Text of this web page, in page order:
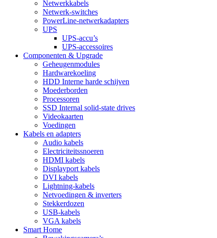
Netwerkkabels
Netwerk-switches
PowerLine-netwerkadapters
UPS
UPS-accu’s
UPS-accessoires
Componenten & Upgrade
Geheugenmodules
Hardwarekoeling
HDD Interne harde schijven
Moederborden
Processoren
SSD Internal solid-state drives
Videokaarten
Voedingen
Kabels en adapters
Audio kabels
Electriciteitssnoeren
HDMI kabels
Displayport kabels
DVI kabels
Lightning-kabels
Netvoedingen & inverters
Stekkerdozen
USB-kabels
VGA kabels
Smart Home